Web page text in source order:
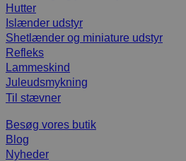
Hutter
Islænder udstyr
Shetlænder og miniature udstyr
Refleks
Lammeskind
Juleudsmykning
Til stævner
Besøg vores butik
Blog
Nyheder